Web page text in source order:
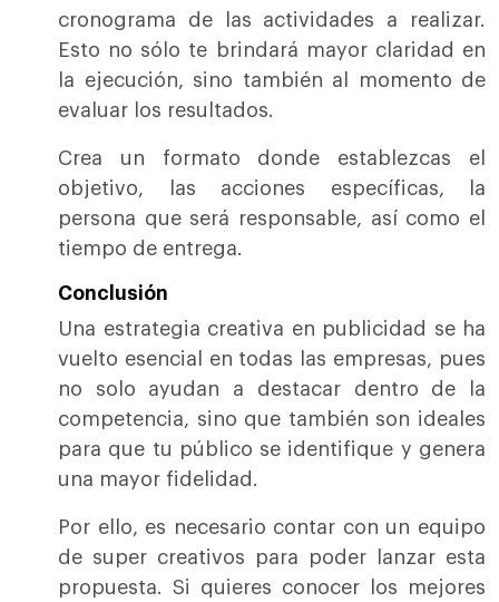
cronograma de las actividades a realizar.
Esto no sólo te brindará mayor claridad en
la ejecución, sino también al momento de
evaluar los resultados.
Crea un formato donde establezcas el
objetivo, las acciones específicas, la
persona que será responsable, así como el
tiempo de entrega.
Conclusión
Una estrategia creativa en publicidad se ha
vuelto esencial en todas las empresas, pues
no solo ayudan a destacar dentro de la
competencia, sino que también son ideales
para que tu público se identifique y genera
una mayor fidelidad.
Por ello, es necesario contar con un equipo
de super creativos para poder lanzar esta
propuesta. Si quieres conocer los mejores